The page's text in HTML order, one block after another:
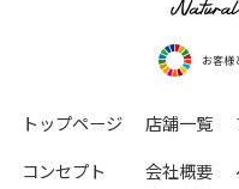
お客様
トップページ 店舗一覧
コンセプト
会社概要